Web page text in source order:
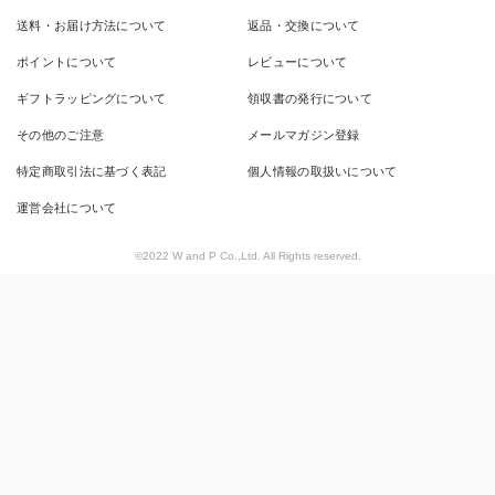
送料・お届け方法について 返品・交換について
ポイントについて レビューについて
ギフトラッピングについて 領収書の発行について
その他のご注意 メールマガジン登録
特定商取引法に基づく表記 個人情報の取扱いについて
運営会社について
©2022 W and P Co.,Ltd. All Rights reserved.